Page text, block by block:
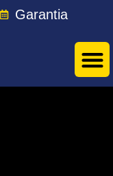
Garantia